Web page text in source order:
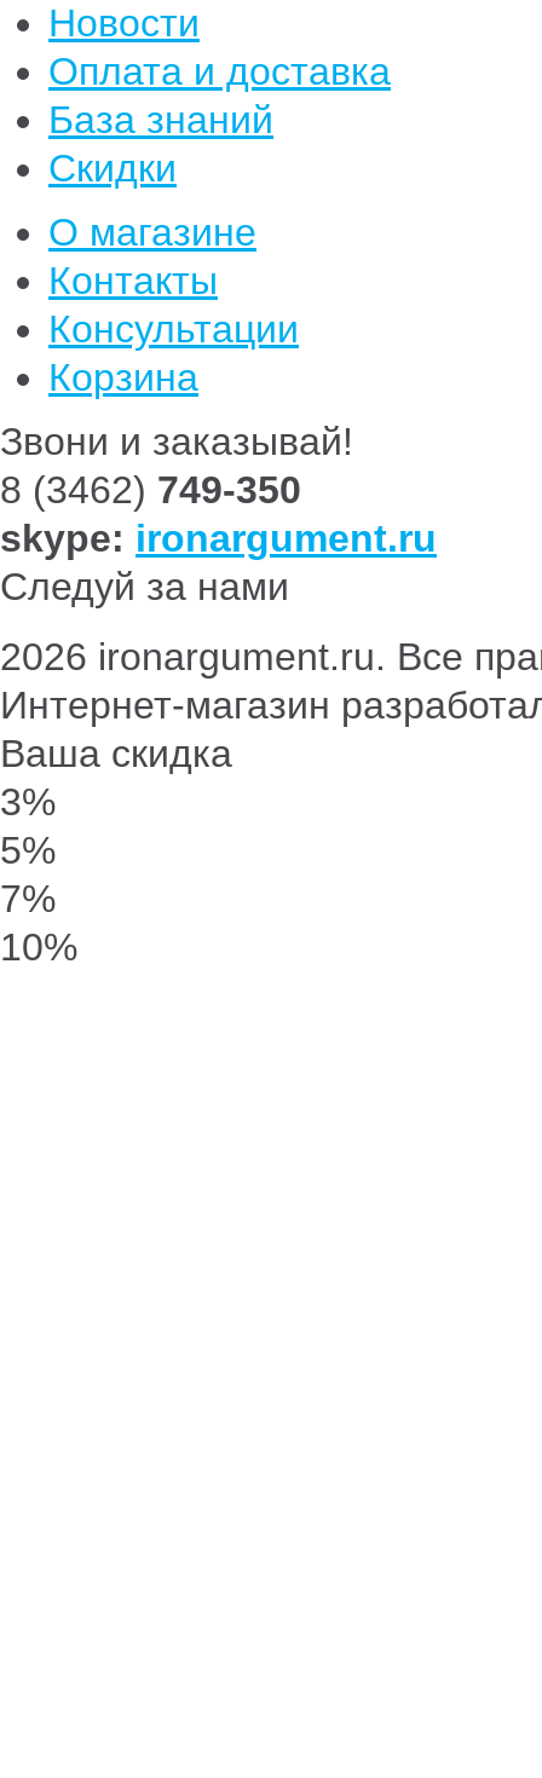
Новости
Оплата и доставка
База знаний
Скидки
О магазине
Контакты
Консультации
Корзина
Звони и заказывай!
8 (3462) 749-350
skype: ironargument.ru
Следуй за нами
2026 ironargument.ru. Все
Интернет-магазин
Ваша скидка
3%
5%
7%
10%